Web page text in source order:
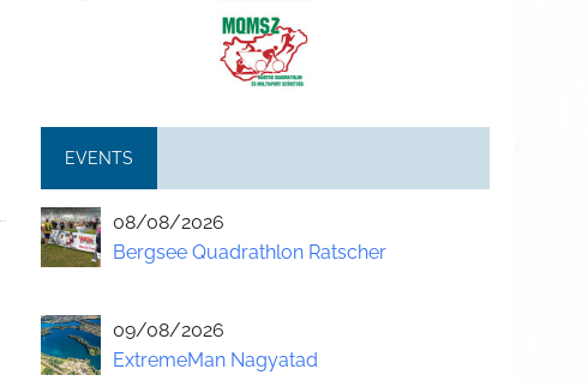
EVENTS
08/08/2026
Bergsee Quadrathlon Ratscher
09/08/2026
ExtremeMan Nagyatad